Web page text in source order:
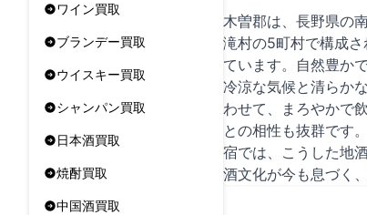
ワイン買取
ブランデー買取
ウイスキー買取
シャンパン買取
日本酒買取
焼酎買取
中国酒買取
木曽郡は、長野県の
滝村の5町村で構成
ています。自然豊か
冷涼な気候と清らか
わせて、まろやかで
との相性も抜群です
宿では、こうした地
酒文化が今も息づく